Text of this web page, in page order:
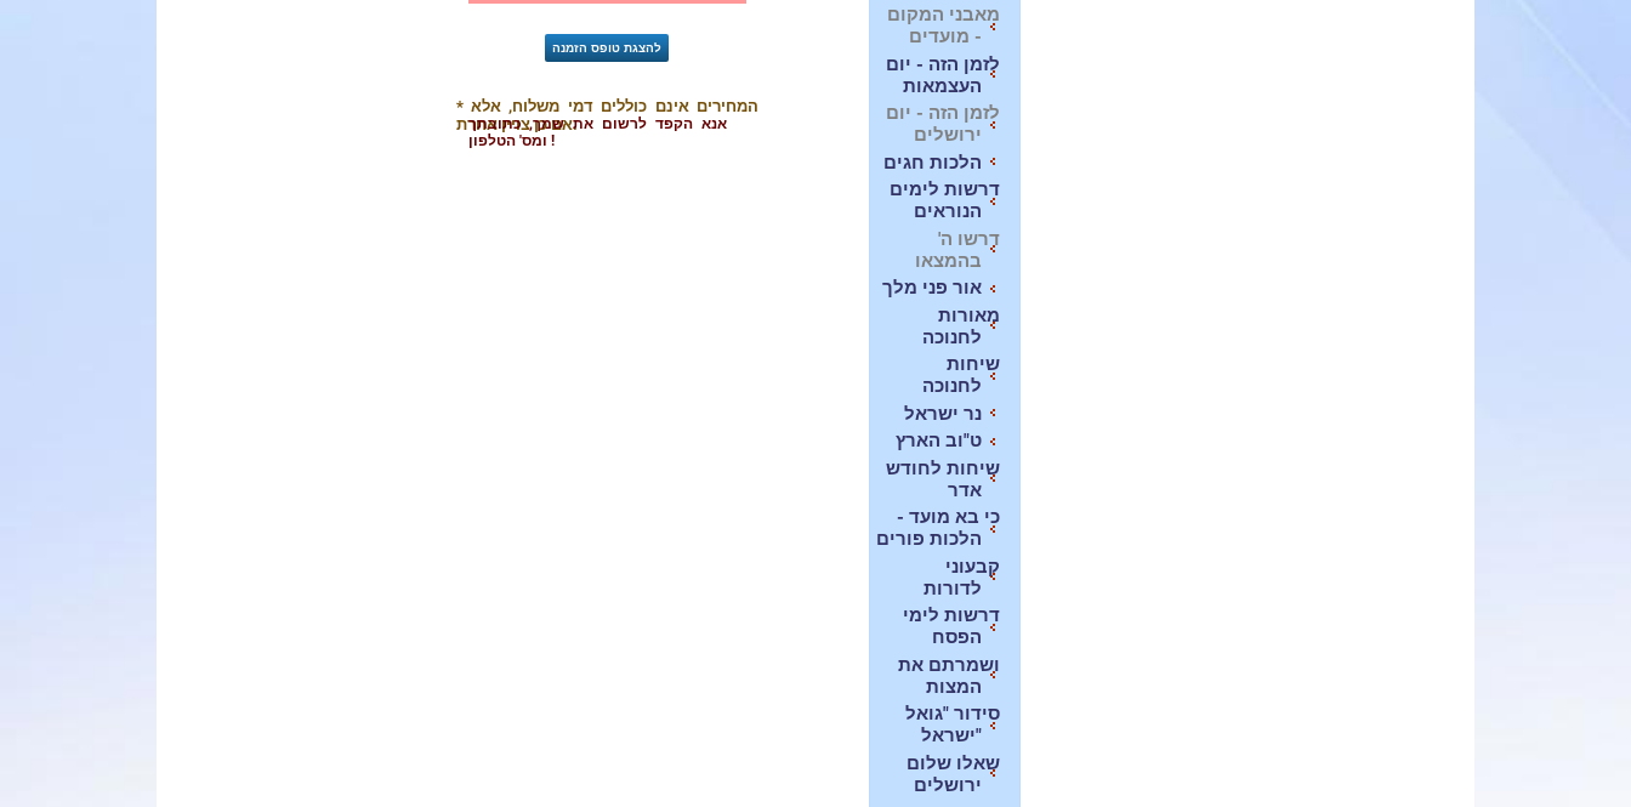
* המחירים אינם כוללים דמי משלוח, אלא
אם כן צויין אחרת.
אנא הקפד לרשום את שמך, כתובתך
ומס' הטלפון !
מאבני המקום
- מועדים
לזמן הזה - יום
העצמאות
לזמן הזה - יום
ירושלים
הלכות חגים
דרשות לימים
הנוראים
דרשו ה'
בהמצאו
אור פני מלך
מאורות
לחנוכה
שיחות
לחנוכה
נר ישראל
ט"וב הארץ
שיחות לחודש
אדר
כי בא מועד -
הלכות פורים
קבעוני
לדורות
דרשות לימי
הפסח
ושמרתם את
המצות
סידור "גואל
ישראל"
שאלו שלום
ירושלים